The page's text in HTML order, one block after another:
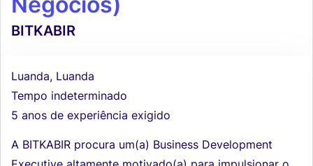
BITKABIR
Luanda, Luanda
Tempo indeterminado
5 anos de experiência exigido
A BITKABIR procura um(a) Business Development